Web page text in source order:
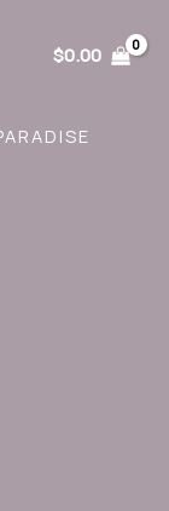
$0.00